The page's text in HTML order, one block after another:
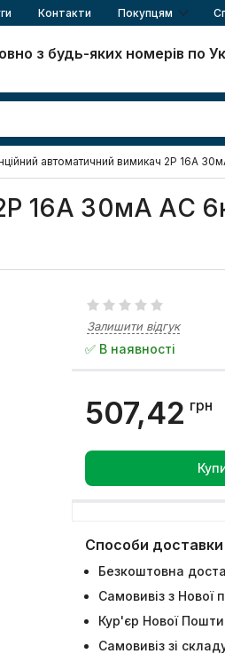
Контакти Покупцям
з будь-яких номерів по
автоматичний вимикач 2Р 16А
16А 30мА АС
Залишити відгук
✅ В наявності
507,42 грн
Способи доставки
Безкоштовна
Самовивіз з Нової
Кур'єр Нової Пошти
Самовивіз зі